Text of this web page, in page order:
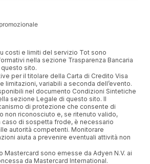
costi e limiti del servizio Tot sono
nella sezione Trasparenza Bancaria
sito.
per il titolare della Carta di Credito Visa
limitazioni, variabili a seconda dell’evento.
nel documento Condizioni Sintetiche
sezione Legale di questo sito. Il
di protezione che consente di
non riconosciuto e, se ritenuto valido,
caso di sospetta frode, è necessario
autorità competenti. Monitorare
aiuta a prevenire eventuali attività non
Mastercard sono emesse da Adyen N.V. ai
da Mastercard International.